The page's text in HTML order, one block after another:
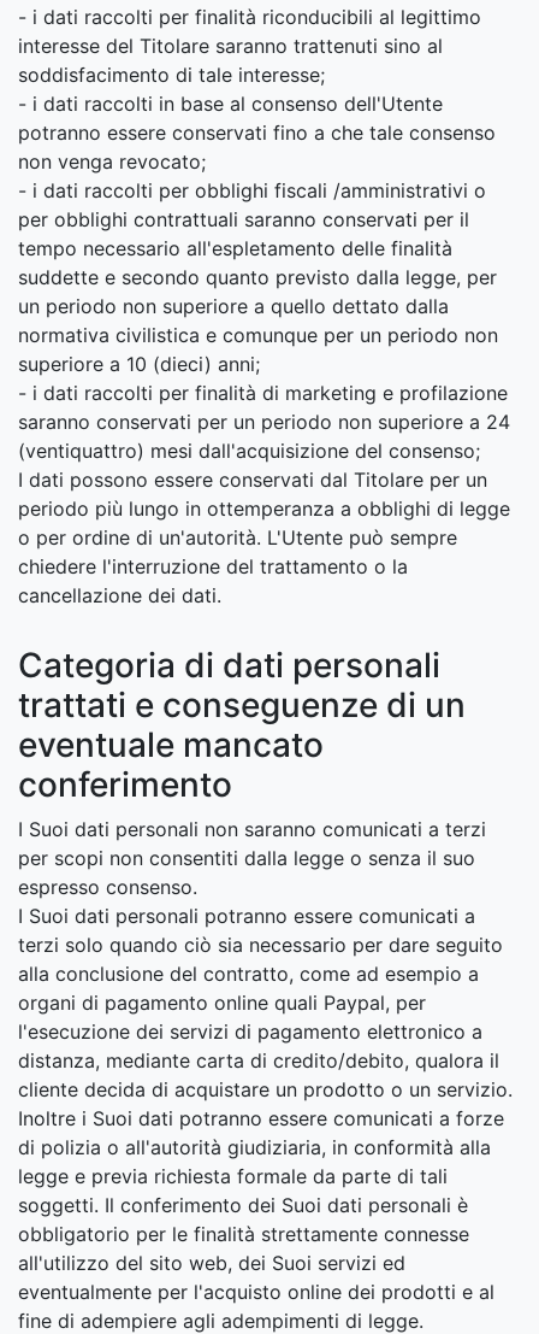
- i dati raccolti per finalità riconducibili al legittimo
interesse del Titolare saranno trattenuti sino al
soddisfacimento di tale interesse;
- i dati raccolti in base al consenso dell'Utente
potranno essere conservati fino a che tale consenso
non venga revocato;
- i dati raccolti per obblighi fiscali /amministrativi o
per obblighi contrattuali saranno conservati per il
tempo necessario all'espletamento delle finalità
suddette e secondo quanto previsto dalla legge, per
un periodo non superiore a quello dettato dalla
normativa civilistica e comunque per un periodo non
superiore a 10 (dieci) anni;
- i dati raccolti per finalità di marketing e profilazione
saranno conservati per un periodo non superiore a 24
(ventiquattro) mesi dall'acquisizione del consenso;
I dati possono essere conservati dal Titolare per un
periodo più lungo in ottemperanza a obblighi di legge
o per ordine di un'autorità. L'Utente può sempre
chiedere l'interruzione del trattamento o la
cancellazione dei dati.
Categoria di dati personali
trattati e conseguenze di un
eventuale mancato
conferimento
I Suoi dati personali non saranno comunicati a terzi
per scopi non consentiti dalla legge o senza il suo
espresso consenso.
I Suoi dati personali potranno essere comunicati a
terzi solo quando ciò sia necessario per dare seguito
alla conclusione del contratto, come ad esempio a
organi di pagamento online quali Paypal, per
l'esecuzione dei servizi di pagamento elettronico a
distanza, mediante carta di credito/debito, qualora il
cliente decida di acquistare un prodotto o un servizio.
Inoltre i Suoi dati potranno essere comunicati a forze
di polizia o all'autorità giudiziaria, in conformità alla
legge e previa richiesta formale da parte di tali
soggetti. Il conferimento dei Suoi dati personali è
obbligatorio per le finalità strettamente connesse
all'utilizzo del sito web, dei Suoi servizi ed
eventualmente per l'acquisto online dei prodotti e al
fine di adempiere agli adempimenti di legge.